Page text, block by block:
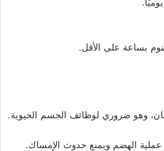
بساعة على الأقل.
جسم الإنسان، وهو ضروري لوظائف الجسم الحيوية.
الهضم ويمنع حدوث الإمساك.